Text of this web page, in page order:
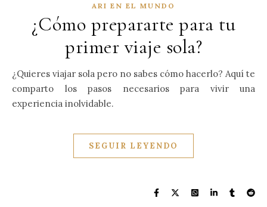
ARI EN EL MUNDO
¿Cómo prepararte para tu
primer viaje sola?
¿Quieres viajar sola pero no sabes cómo hacerlo? Aquí te
comparto los pasos necesarios para vivir una
experiencia inolvidable.
SEGUIR LEYENDO